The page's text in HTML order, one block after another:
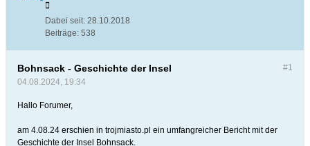
Dabei seit: 28.10.2018
Beiträge: 538
#1
Bohnsack - Geschichte der Insel
04.08.2024, 19:34
Hallo Forumer,
am 4.08.24 erschien in trojmiasto.pl ein umfangreicher Bericht mit der
Geschichte der Insel Bohnsack.